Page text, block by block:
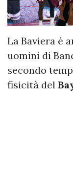
La Baviera è
uomini di
secondo
fisicità del